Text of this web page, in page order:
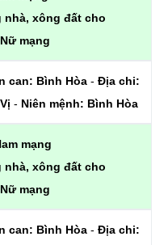
xông đất cho
mạng
can: Bình Hòa - Địa chi:
- Niên mệnh: Bình Hòa
mạng
xông đất cho
mạng
can: Bình Hòa - Địa chi: